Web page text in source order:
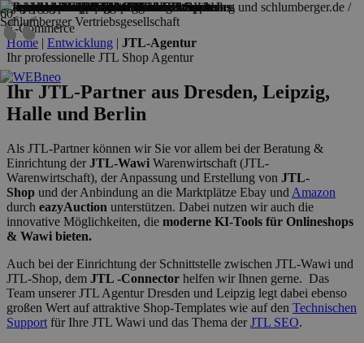
E-Commerce
Home | Entwicklung | JTL-Agentur
Ihr professionelle JTL Shop Agentur
Ihr JTL-Partner aus Dresden, Leipzig,
Halle und Berlin
Als JTL-Partner können wir Sie vor allem bei der Beratung &
Einrichtung derJTL-Wawi Warenwirtschaft (JTL-
Warenwirtschaft), der Anpassung und Erstellung von JTL-
Shop und der Anbindung an die Marktplätze Ebay und Amazon
durch eazyAuction unterstützen. Dabei nutzen wir auch die
innovative Möglichkeiten, die moderne KI-Tools für Onlineshops
& Wawi bieten.
Auch bei der Einrichtung der Schnittstelle zwischen JTL-Wawi und
JTL-Shop, dem JTL -Connector helfen wir Ihnen gerne. Das
Team unserer JTL Agentur Dresden und Leipzig legt dabei ebenso
großen Wert auf attraktive Shop-Templates wie auf den Technischen
Support für Ihre JTL Wawi und das Thema derJTL SEO.
“
“
“
“
“
“
“
“
“
“
“
“
“
“
“
“